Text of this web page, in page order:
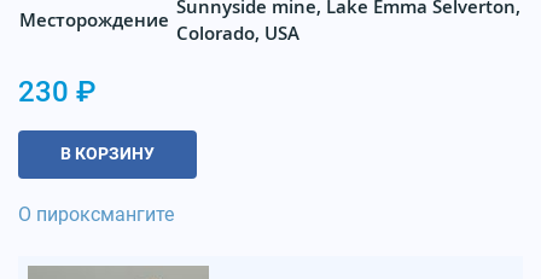
Месторождение
Sunnyside mine, Lake Emma Selverton,
Colorado, USA
230 ₽
В КОРЗИНУ
О пироксмангите